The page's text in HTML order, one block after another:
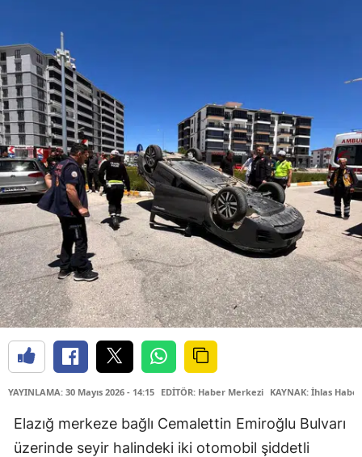
YAYINLAMA: 30 Mayıs 2026 - 14:15 EDİTÖR: Haber Merkezi KAYNAK: İhlas
Elazığ merkeze bağlı Cemalettin Emiroğlu Bulvarı
üzerinde seyir halindeki iki otomobil şiddetli